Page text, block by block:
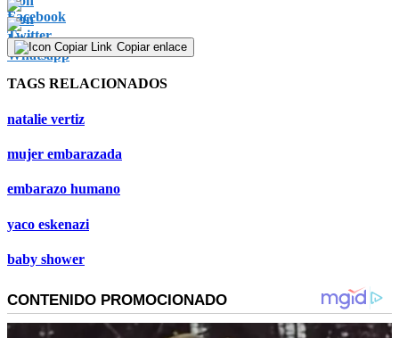
0
seconds
Copiar enlace
TAGS RELACIONADOS
natalie vertiz
mujer embarazada
embarazo humano
yaco eskenazi
baby shower